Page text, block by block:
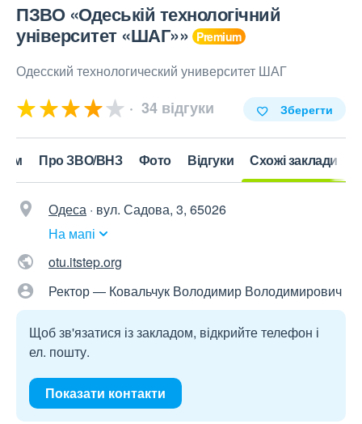
ПЗВО «Одеській технологічний
університет «ШАГ»»
Одесский технологический университет ШАГ
34 відгуки Зберегти
Про ЗВО/ВНЗ Фото Відгуки Схожі заклади
Одеса · вул. Садова, 3, 65026
На мапі
otu.itstep.org
Ректор — Ковальчук Володимир Володимирович
Щоб зв'язатися із закладом, відкрийте телефон і
ел. пошту.
Показати контакти